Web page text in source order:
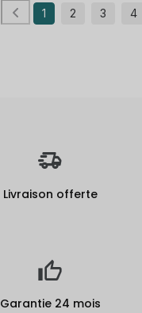
1 2 3 4
Livraison offerte
Garantie 24 mois